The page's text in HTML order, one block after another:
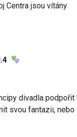
Centra jsou vítány
divadla
svou fantazii,